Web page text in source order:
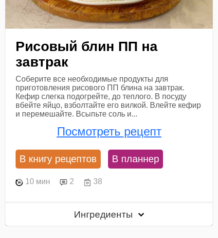
Рисовый блин ПП на
завтрак
Соберите все необходимые продукты для
приготовления рисового ПП блина на завтрак.
Кефир слегка подогрейте, до теплого. В посуду
вбейте яйцо, взболтайте его вилкой. Влейте кефир
и перемешайте. Всыпьте соль и...
Посмотреть рецепт
В книгу рецептов В планнер
10 мин 2 38
Ингредиенты